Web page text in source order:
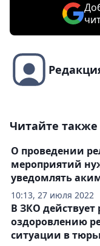
Читайте также
10:13, 27 июля 2022
О проведении
мероприятий
уведомлять
В ЗКО действует
оздоровлению
ситуации в